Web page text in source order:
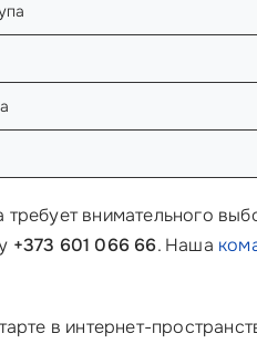
внимательного
+373 601 066 66. Наша
в интернет-